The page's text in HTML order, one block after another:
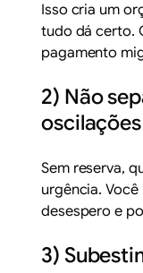
Isso cria um
tudo dá certo.
pagamento
2) Não
oscilações
Sem reserva,
urgência.
desespero e
3)